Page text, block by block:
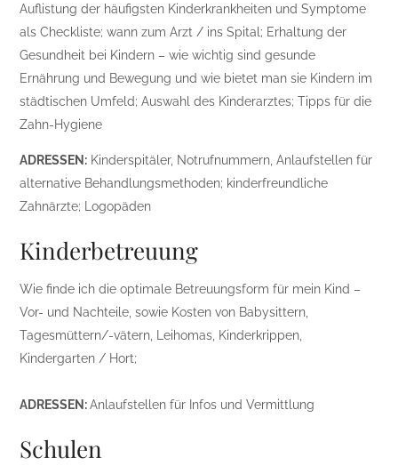
Auflistung der häufigsten Kinderkrankheiten und Symptome
als Checkliste; wann zum Arzt / ins Spital; Erhaltung der
Gesundheit bei Kindern – wie wichtig sind gesunde
Ernährung und Bewegung und wie bietet man sie Kindern im
städtischen Umfeld; Auswahl des Kinderarztes; Tipps für die
Zahn-Hygiene
ADRESSEN: Kinderspitäler, Notrufnummern, Anlaufstellen für
alternative Behandlungsmethoden; kinderfreundliche
Zahnärzte; Logopäden
Kinderbetreuung
Wie finde ich die optimale Betreuungsform für mein Kind –
Vor- und Nachteile, sowie Kosten von Babysittern,
Tagesmüttern/-vätern, Leihomas, Kinderkrippen,
Kindergarten / Hort;
ADRESSEN:Anlaufstellen für Infos und Vermittlung
Schulen